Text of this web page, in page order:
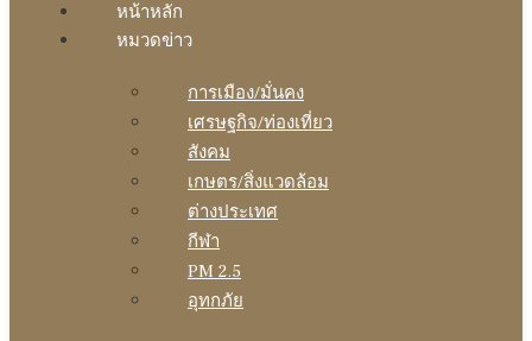
หน้าหลัก
หมวดข่าว
การเมือง/มั่นคง
เศรษฐกิจ/ท่องเที่ยว
สังคม
เกษตร/สิ่งแวดล้อม
ต่างประเทศ
กีฬา
PM 2.5
อุทกภัย